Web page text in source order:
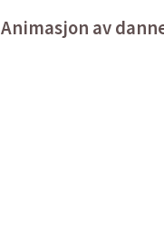
Animasjon av